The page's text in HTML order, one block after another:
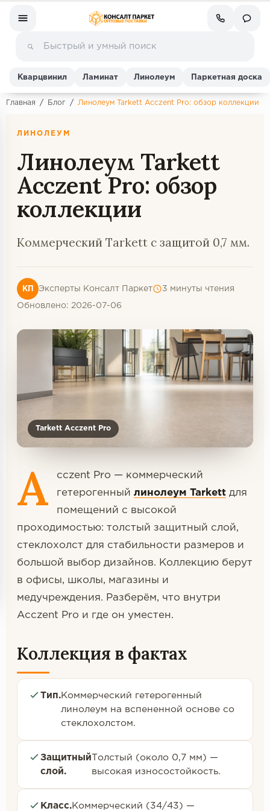
Ламинат
Линолеум
Кварц-винил (ПВХ плитка)
Инженерная доска
Паркетная доска
Пробковое покрытие
Ковровая плитка
Подложка
Строительные материалы
Кварцвинил Ламинат Линолеум Паркетная доска
Главная / Блог / Линолеум Tarkett Acczent Pro: обзор коллекции
ЛИНОЛЕУМ
Линолеум Tarkett
Acczent Pro: обзор
коллекции
Коммерческий Tarkett с защитой 0,7 мм.
КП Эксперты Консалт Паркет 3 минуты чтения
Обновлено: 2026-07-06
Tarkett Acczent Pro
A
cczent Pro — коммерческий
гетерогенный линолеум Tarkett для
помещений с высокой
проходимостью: толстый защитный слой,
стеклохолст для стабильности размеров и
большой выбор дизайнов. Коллекцию берут
в офисы, школы, магазины и
медучреждения. Разберём, что внутри
Acczent Pro и где он уместен.
Коллекция в фактах
Тип.Коммерческий гетерогенный
линолеум на вспененной основе со
стеклохолстом.
Защитный
слой.
Толстый (около 0,7 мм) —
высокая износостойкость.
Класс.Коммерческий (34/43) —